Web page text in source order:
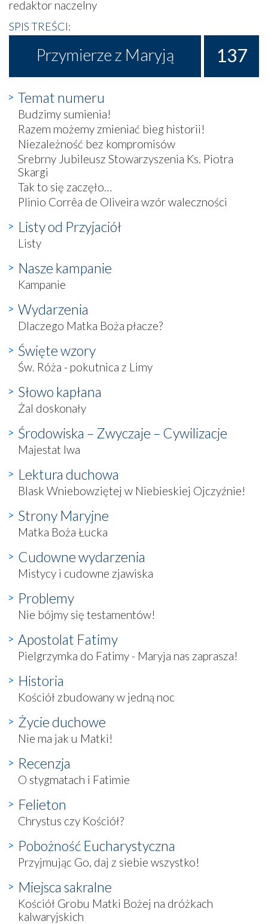
redaktor naczelny
SPIS TREŚCI:
Przymierze z Maryją 137
Temat numeru
Budzimy sumienia!
Razem możemy zmieniać bieg historii!
Niezależność bez kompromisów
Srebrny Jubileusz Stowarzyszenia Ks. Piotra
Skargi
Tak to się zaczęło…
Plinio Corrêa de Oliveira wzór waleczności
Listy od Przyjaciół
Listy
Nasze kampanie
Kampanie
Wydarzenia
Dlaczego Matka Boża płacze?
Święte wzory
Św. Róża - pokutnica z Limy
Słowo kapłana
Żal doskonały
Środowiska – Zwyczaje – Cywilizacje
Majestat lwa
Lektura duchowa
Blask Wniebowziętej w Niebieskiej Ojczyźnie!
Strony Maryjne
Matka Boża Łucka
Cudowne wydarzenia
Mistycy i cudowne zjawiska
Problemy
Nie bójmy się testamentów!
Apostolat Fatimy
Pielgrzymka do Fatimy - Maryja nas zaprasza!
Historia
Kościół zbudowany w jedną noc
Życie duchowe
Nie ma jak u Matki!
Recenzja
O stygmatach i Fatimie
Felieton
Chrystus czy Kościół?
Pobożność Eucharystyczna
Przyjmując Go, daj z siebie wszystko!
Miejsca sakralne
Kościół Grobu Matki Bożej na dróżkach
kalwaryjskich